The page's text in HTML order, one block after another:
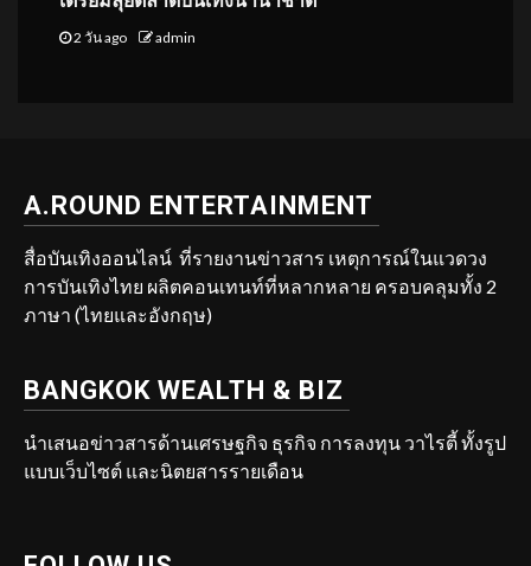
2 วัน ago admin
A.ROUND ENTERTAINMENT
สื่อบันเทิงออนไลน์ ที่รายงานข่าวสาร เหตุการณ์ในแวดวง
การบันเทิงไทย ผลิตคอนเทนท์ที่หลากหลาย ครอบคลุมทั้ง 2
ภาษา (ไทยและอังกฤษ)
BANGKOK WEALTH & BIZ
นำเสนอข่าวสารด้านเศรษฐกิจ ธุรกิจ การลงทุน วาไรตี้ ทั้งรูป
แบบเว็บไซต์ และนิตยสารรายเดือน